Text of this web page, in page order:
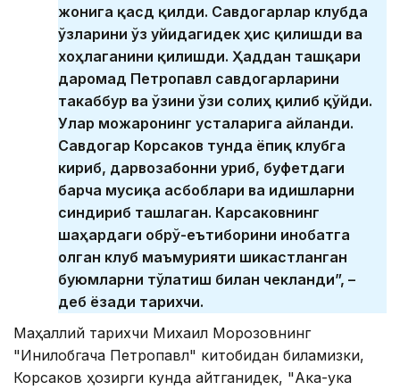
жонига қасд қилди. Савдогарлар клубда
ўзларини ўз уйидагидек ҳис қилишди ва
хоҳлаганини қилишди. Ҳаддан ташқари
даромад Петропавл савдогарларини
такаббур ва ўзини ўзи солиҳ қилиб қўйди.
Улар можаронинг усталарига айланди.
Савдогар Корсаков тунда ёпиқ клубга
кириб, дарвозабонни уриб, буфетдаги
барча мусиқа асбоблари ва идишларни
синдириб ташлаган. Карсаковнинг
шаҳардаги обрў-еътиборини инобатга
олган клуб маъмурияти шикастланган
буюмларни тўлатиш билан чекланди”, –
деб ёзади тарихчи.
Маҳаллий тарихчи Михаил Морозовнинг
"Инқилобгача Петропавл" китобидан биламизки,
Корсаков ҳозирги кунда айтганидек, "Ака-ука